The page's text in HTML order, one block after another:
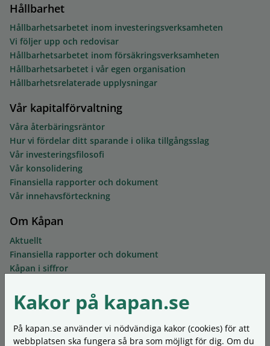
Kakor på kapan.se
På kapan.se använder vi nödvändiga kakor (cookies) för att
webbplatsen ska fungera så bra som möjligt för dig. Om du
Hållbarhet
Hållbarhetsarbetet inom investeringsverksamheten
Vi följer upp och redovisar
Hållbarhetsarbetet inom försäkringsverksamheten
Hållbarhetsarbetet i vår egen organisation
Hållbarhetsrelaterade upplysningar
Vår kapitalförvaltning
Våra återbäringsräntor
Hur vi fördelar ditt sparande i olika tillgångsslag
Vår investeringsfilosofi
Vår konsolidering
Finansiella rapporter och dokument
Vår innehavsförteckning
Om Kåpan
Aktuellt
Finansiella rapporter och dokument
Kåpan i siffror
Mer om föreningen
Kontakta oss
Synpunkter och klagomål
Ordlista